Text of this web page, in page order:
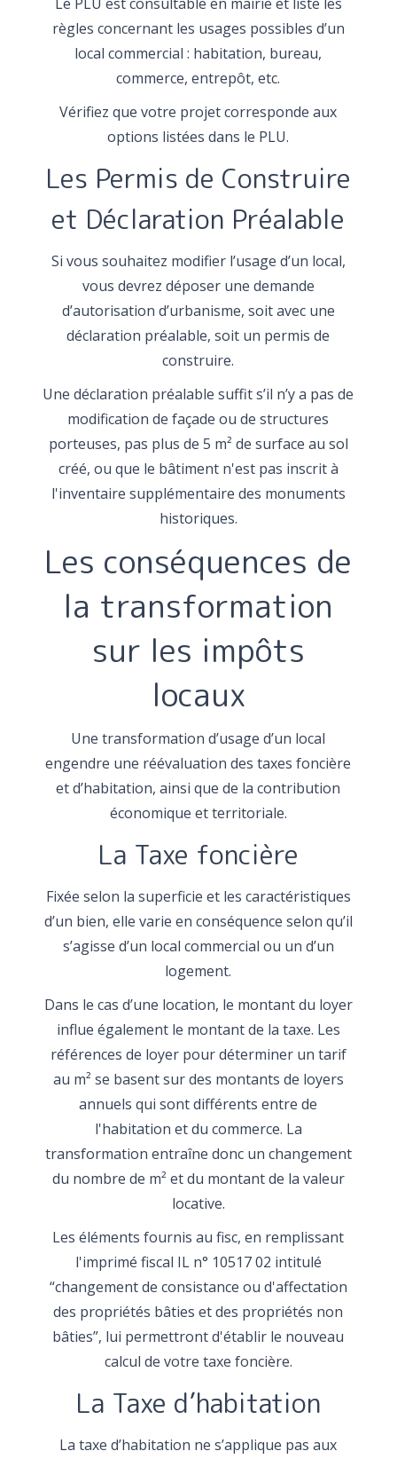
règles concernant les usages possibles d’un
local commercial : habitation, bureau,
commerce, entrepôt, etc.
Vérifiez que votre projet corresponde aux
options listées dans le PLU.
Les Permis de Construire
et Déclaration Préalable
Si vous souhaitez modifier l’usage d’un local,
vous devrez déposer une demande
d’autorisation d’urbanisme, soit avec une
déclaration préalable, soit un permis de
construire.
Une déclaration préalable suffit s’il n’y a pas de
modification de façade ou de structures
porteuses, pas plus de 5 m² de surface au sol
créé, ou que le bâtiment n'est pas inscrit à
l'inventaire supplémentaire des monuments
historiques.
Les conséquences de
la transformation
sur les impôts
locaux
Une transformation d’usage d’un local
engendre une réévaluation des taxes foncière
et d’habitation, ainsi que de la contribution
économique et territoriale.
La Taxe foncière
Fixée selon la superficie et les caractéristiques
d’un bien, elle varie en conséquence selon qu’il
s’agisse d’un local commercial ou un d’un
logement.
Dans le cas d’une location, le montant du loyer
influe également le montant de la taxe. Les
références de loyer pour déterminer un tarif
au m² se basent sur des montants de loyers
annuels qui sont différents entre de
l'habitation et du commerce. La
transformation entraîne donc un changement
du nombre de m² et du montant de la valeur
locative.
Les éléments fournis au fisc, en remplissant
l'imprimé fiscal IL n° 10517 02 intitulé
“changement de consistance ou d'affectation
des propriétés bâties et des propriétés non
bâties”, lui permettront d'établir le nouveau
calcul de votre taxe foncière.
La Taxe d’habitation
La taxe d’habitation ne s’applique pas aux